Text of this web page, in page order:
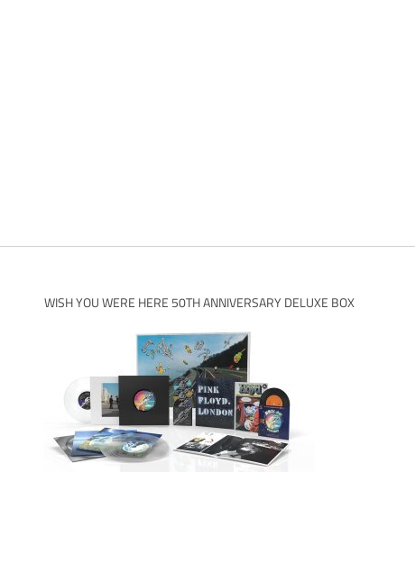
WISH YOU WERE HERE 50TH ANNIVERSARY DELUXE BOX